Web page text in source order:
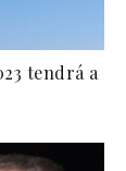
tendrá a